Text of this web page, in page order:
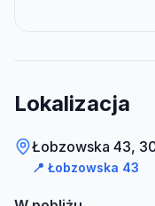
Lokalizacja
Łobzowska 43,
📍 Łobzowska 43